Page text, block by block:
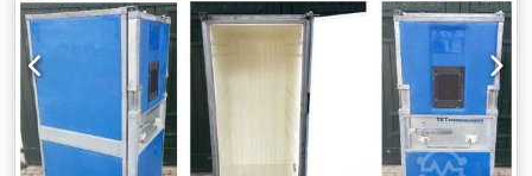
trekgrepen 1 klapgreep in de deurgreep Onderstel met
wielen, diameter 108 mm, PA, geschikt voor koelhuizen
Cedpfxsd Syg Sj Ai Njha Deurdeurvastzetter Binnenbak
met inschuifrails Hoeksteunen met omvouwrand PE-platen
(2 mm dik), lichtblauw Geprofileerde stootplaten (3-zijdig) 2
vaste wielen, 2 zwenkwielen Afsluitbaar met hangslot